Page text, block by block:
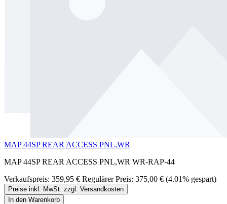
MAP 44SP REAR ACCESS PNL,WR
MAP 44SP REAR ACCESS PNL,WR WR-RAP-44
Verkaufspreis: 359,95 € Regulärer Preis: 375,00 € (4.01% gespart)
Preise inkl. MwSt. zzgl. Versandkosten
In den Warenkorb